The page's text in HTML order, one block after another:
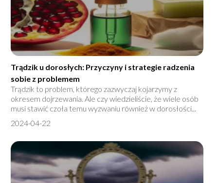
Trądzik u dorosłych: Przyczyny i strategie radzenia
sobie z problemem
Trądzik to problem, którego zazwyczaj kojarzymy z
okresem dojrzewania. Ale czy wiedzieliście, że wiele osób
musi stawić czoła temu wyzwaniu również w dorosłości...
2024-04-22